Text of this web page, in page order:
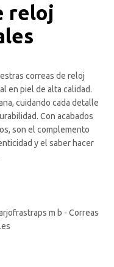
reloj
correas de reloj
en piel de alta calidad.
cuidando cada detalle
Con acabados
son el complemento
y el saber hacer